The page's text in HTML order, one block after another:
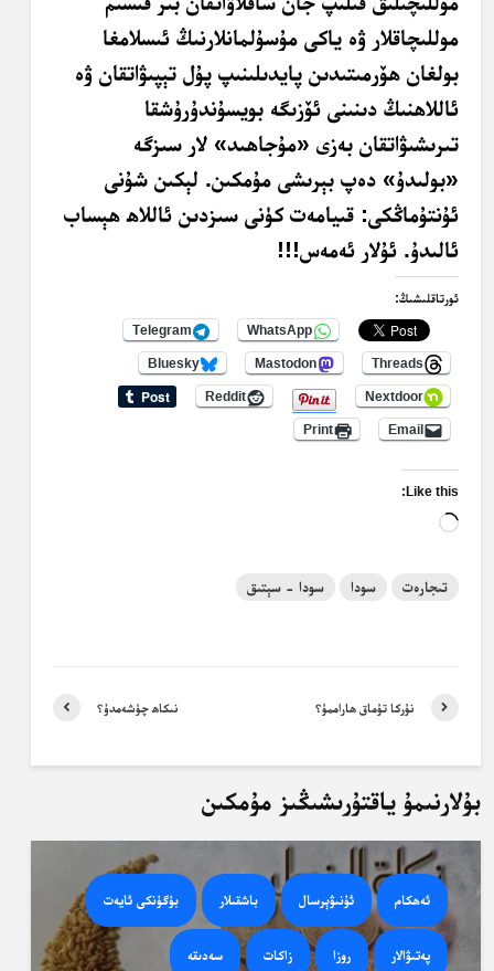
موللىچاقلار ۋە ياكى مۇسۇلمانلارنىڭ ئىسلامغا
بولغان ھۆرمىتىدىن پايدىلىنىپ پۇل تېپىۋاتقان ۋە
ئاللاھنىڭ دىنىنى ئۆزىگە بويسۇندۇرۇشقا
تىرىشىۋاتقان بەزى «مۇجاھىد» لار سىزگە
«بولىدۇ» دەپ بېرىشى مۇمكىن. لېكىن شۇنى
ئۇنتۇماڭكى: قىيامەت كۈنى سىزدىن ئاللاھ ھېساب
ئالىدۇ. ئۇلار ئەمەس!!!
ئورتاقلىشىڭ:
WhatsApp
Telegram
Threads
Mastodon
Bluesky
Nextdoor
Reddit
Email
Print
Like this:
Loading…
تىجارەت سودا سودا - سېتىق
نىكاھ چۈشەمدۇ؟ نۇركا تۇماق ھاراممۇ؟
بۇلارنىمۇ ياقتۇرىشىڭىز مۇمكىن
ئەھكام ئۇنىۋېرسال باشقىلار بۈگۈنكى ئايەت
پەتىۋالار روزا زاكات سەدىقە